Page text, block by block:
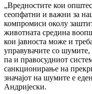
„Вредностите кои
сеопфатни и важни за
компромиси околу
животната средина
кои јавноста може и
управувачите со
па и правосудниот
санкционирање на
значајот на шумите е
Андријески.